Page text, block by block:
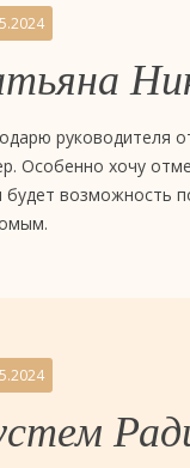
руководителя
Особенно хочу
будет возможность